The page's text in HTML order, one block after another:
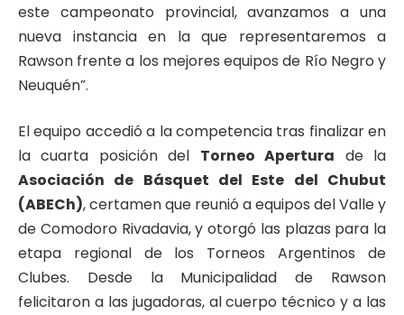
este campeonato provincial, avanzamos a una
nueva instancia en la que representaremos a
Rawson frente a los mejores equipos de Río Negro y
Neuquén”.
El equipo accedió a la competencia tras finalizar en
la cuarta posición del Torneo Apertura de la
Asociación de Básquet del Este del Chubut
(ABECh), certamen que reunió a equipos del Valle y
de Comodoro Rivadavia, y otorgó las plazas para la
etapa regional de los Torneos Argentinos de
Clubes. Desde la Municipalidad de Rawson
felicitaron a las jugadoras, al cuerpo técnico y a las